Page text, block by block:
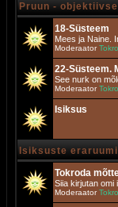
Pruun -
18-Süsteem
Mees ja Naine.
Moderaator
22-Süsteem.
See nurk on
Moderaator
Isiksus
Isiksuste
Tokroda
Siia kirjutan omi
Moderaator